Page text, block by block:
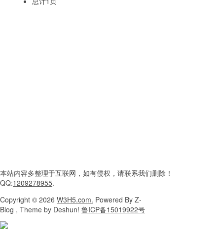
本站内容多整理于互联网， 如有侵权，请联系我们删除！
QQ:1209278955.
Copyright © 2026 W3H5.com. Powered By Z-
Blog , Theme by Deshun! 鲁ICP备15019922号